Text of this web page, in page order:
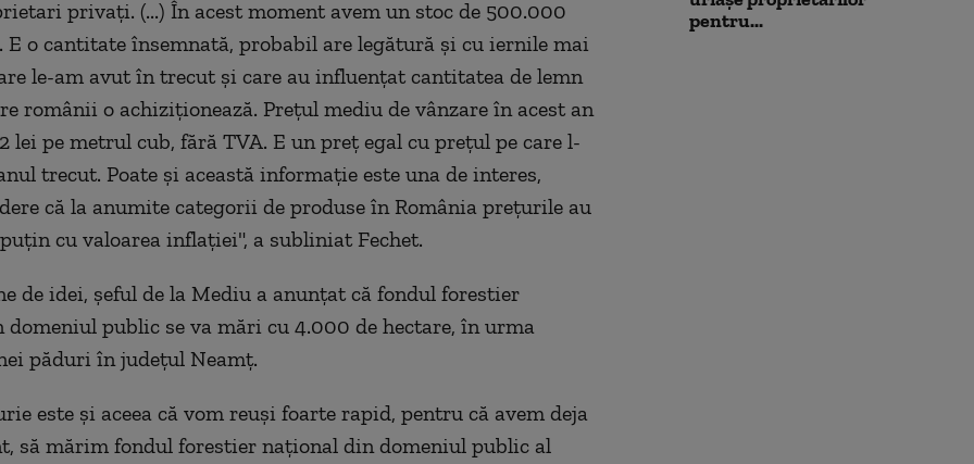
privaţi. (...) În acest moment avem un stoc de 500.000
E o cantitate însemnată, probabil are legătură şi cu iernile mai
le-am avut în trecut şi care au influenţat cantitatea de lemn
românii o achiziţionează. Preţul mediu de vânzare în acest an
lei pe metrul cub, fără TVA. E un preţ egal cu preţul pe care l-
trecut. Poate şi această informaţie este una de interes,
că la anumite categorii de produse în România preţurile au
cu valoarea inflaţiei", a subliniat Fechet.
de idei, şeful de la Mediu a anunţat că fondul forestier
public se va mări cu 4.000 de hectare, în urma
păduri în judeţul Neamţ.
este şi aceea că vom reuşi foarte rapid, pentru că avem deja
să mărim fondul forestier naţional din domeniul public al
pentru...